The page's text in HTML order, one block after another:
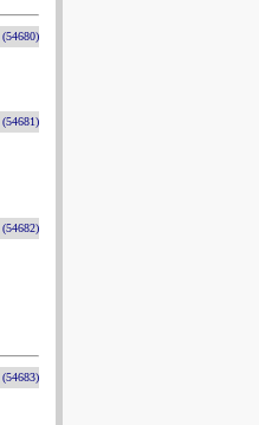
(54680)
(54681)
(54682)
(54683)